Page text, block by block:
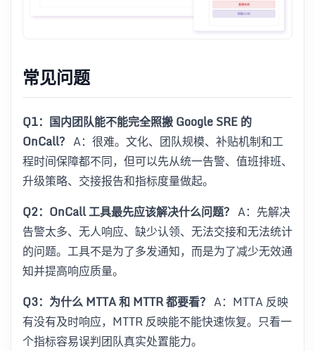
常见问题
Q1：国内团队能不能完全照搬 Google SRE 的
OnCall？ A：很难。文化、团队规模、补贴机制和工
程时间保障都不同，但可以先从统一告警、值班排班、
升级策略、交接报告和指标度量做起。
Q2：OnCall 工具最先应该解决什么问题？ A：先解决
告警太多、无人响应、缺少认领、无法交接和无法统计
的问题。工具不是为了多发通知，而是为了减少无效通
知并提高响应质量。
Q3：为什么 MTTA 和 MTTR 都要看？ A：MTTA 反映
有没有及时响应，MTTR 反映能不能快速恢复。只看一
个指标容易误判团队真实处置能力。